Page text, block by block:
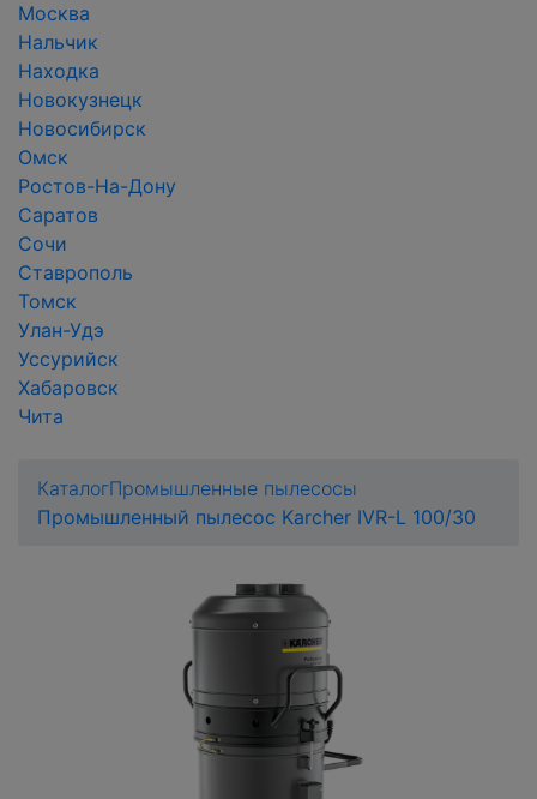
Москва
Нальчик
Находка
Новокузнецк
Новосибирск
Омск
Ростов-На-Дону
Саратов
Сочи
Ставрополь
Томск
Улан-Удэ
Уссурийск
Хабаровск
Чита
КаталогПромышленные пылесосы
Промышленный пылесос Karcher IVR-L 100/30